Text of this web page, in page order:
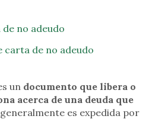
no adeudo
carta de no adeudo
un documento que libera o
acerca de una deuda que
generalmente es expedida por